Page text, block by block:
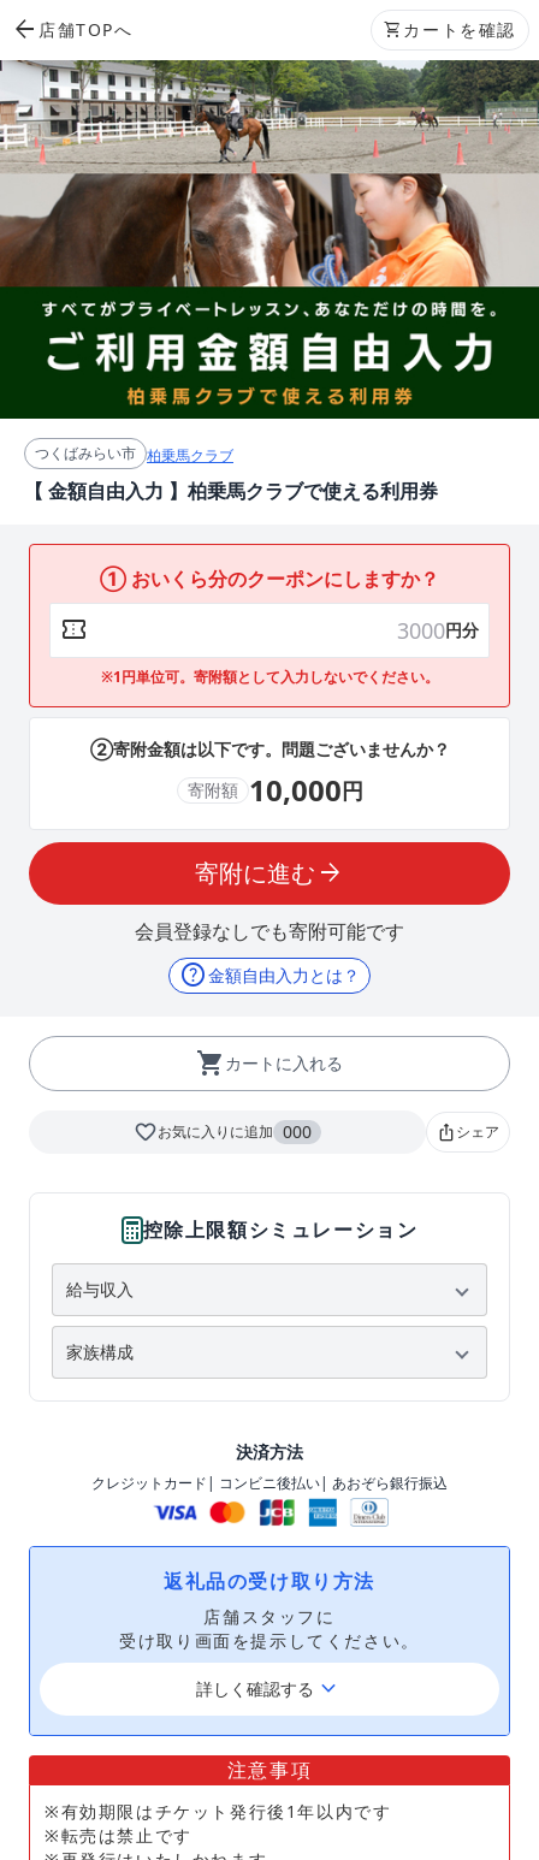
arrow_back 店舗TOPへ shopping_cart カートを確認
つくばみらい市 柏乗馬クラブ
【 金額自由入力 】柏乗馬クラブで使える利用券
① おいくら分のクーポンにしますか？
confirmation_number 円分
※1円単位可。寄附額として入力しないでください。
②寄附金額は以下です。問題ございませんか？
寄附額 10,000円
寄附に進む arrow_forward
会員登録なしでも寄附可能です
help金額自由入力とは？
shopping_cart カートに入れる
favorite_borderお気に入りに追加 000 ios_shareシェア
控除上限額シミュレーション
決済方法
クレジットカード| コンビニ後払い| あおぞら銀行振込
返礼品の受け取り方法
店舗スタッフに
受け取り画面を提示してください。
詳しく確認する keyboard_arrow_down
注意事項
※有効期限はチケット発行後1年以内です
※転売は禁止です